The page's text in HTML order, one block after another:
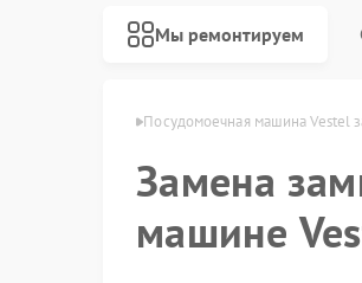
Мы ремонтируем
в Хабаровске Посудомоечная машина Vestel
Замена
машине